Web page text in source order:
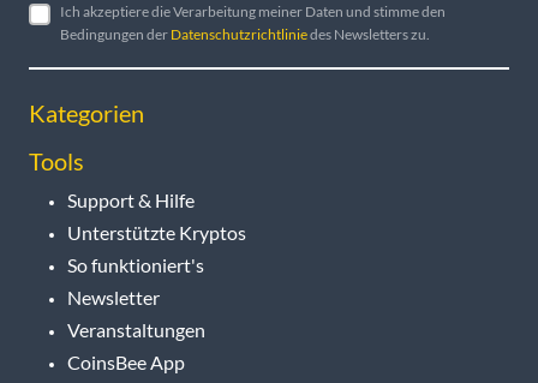
Ich akzeptiere die Verarbeitung meiner Daten und stimme den
Bedingungen der Datenschutzrichtliniedes Newsletters zu.
Kategorien
Tools
Support & Hilfe
Unterstützte Kryptos
So funktioniert's
Newsletter
Veranstaltungen
CoinsBee App